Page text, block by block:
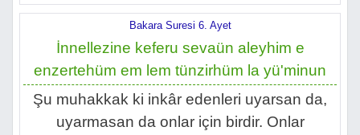
Bakara Suresi 6. Ayet
İnnellezine keferu sevaün aleyhim e
enzertehüm em lem tünzirhüm la yü'minun
Şu muhakkak ki inkâr edenleri uyarsan da,
uyarmasan da onlar için birdir. Onlar